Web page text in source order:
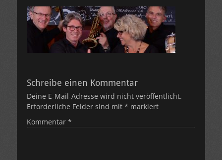
Schreibe einen Kommentar
Deine E-Mail-Adresse wird nicht veröffentlicht.
Erforderliche Felder sind mit * markiert
Kommentar *